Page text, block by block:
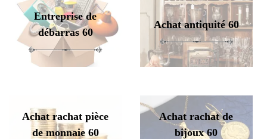
Entreprise de
débarras 60
Achat antiquité 60
Achat rachat pièce
de monnaie 60
Achat rachat de
bijoux 60